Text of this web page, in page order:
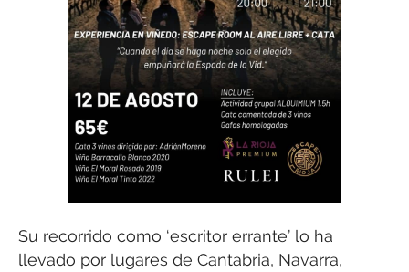
Su recorrido como ‘escritor errante’ lo ha
llevado por lugares de Cantabria, Navarra,